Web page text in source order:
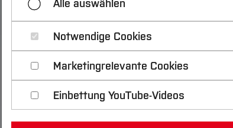
Alle auswählen
Notwendige Cookies
Marketingrelevante Cookies
Einbettung YouTube-Videos